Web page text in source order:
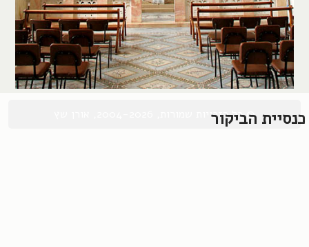
כנסיית הביקור© כל הזכויות שמורות, 2004-2026, אורן שץ